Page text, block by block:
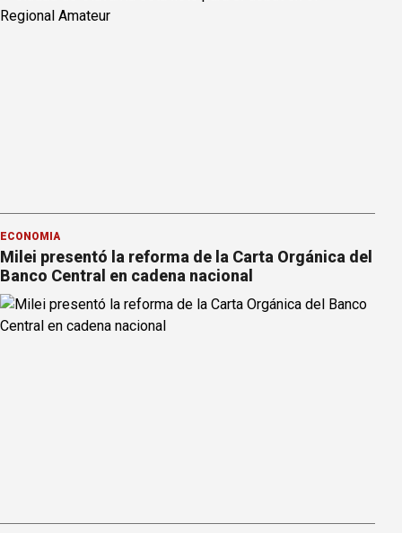
ECONOMÍA
Milei presentó la reforma de la Carta Orgánica del
Banco Central en cadena nacional